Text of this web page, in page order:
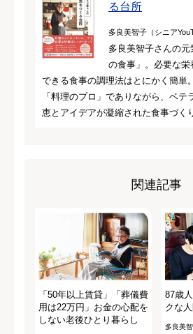
る台所
多良美智子（シニア
多良美智子さんの元
の食事」。必要な
できる食事の調理法はとにかく簡単
「料理のプロ」でありながら、ベテ
恵とアイデアが凝縮された食事づく
関連記事
「50年以上賃貸」「葬儀費
用は22万円」お金の心配を
しない老後ひとり暮らし
87歳
クな
多良美